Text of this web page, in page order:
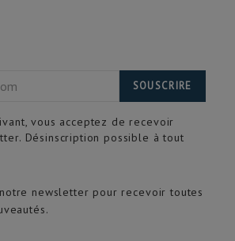
newsletter pour recevoir toutes
SOUSCRIRE
vous acceptez de recevoir
Désinscription possible à tout